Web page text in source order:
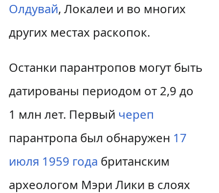
Олдувай, Локалеи и во многих
других местах раскопок.
Останки парантропов могут быть
датированы периодом от 2,9 до
1 млн лет. Первый череп
парантропа был обнаружен 17
июля 1959 года британским
археологом Мэри Лики в слоях